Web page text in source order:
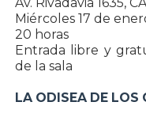
Miércoles 17 de
20 horas
Entrada libre y
de la sala
LA ODISEA DE LOS